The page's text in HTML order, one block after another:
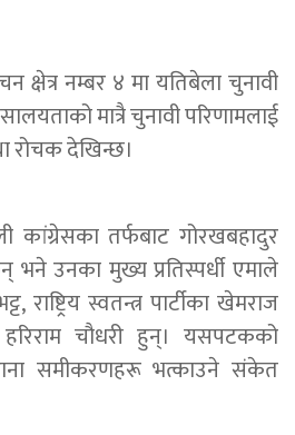
क्षेत्र नम्बर ४ मा यतिबेला चुनावी
मात्रै चुनावी परिणामलाई
रोचक देखिन्छ।
कांग्रेसका तर्फबाट गोरखबहादुर
भने उनका मुख्य प्रतिस्पर्धी एमाले
स्वतन्त्र पार्टीका खेमराज
चौधरी हुन्। यसपटकको
समीकरणहरू भत्काउने संकेत